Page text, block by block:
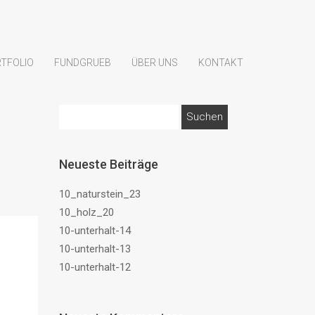
FUNDGRUEB ÜBER UNS KONTAKT
Neueste Beiträge
10_naturstein_23
10_holz_20
10-unterhalt-14
10-unterhalt-13
10-unterhalt-12